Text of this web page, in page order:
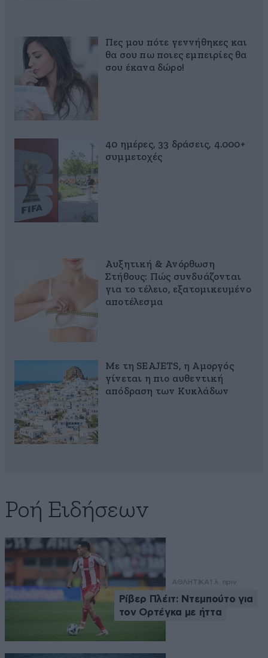
Πες μου πότε γεννήθηκες και
θα σου πω ποιες εμπειρίες θα
σου έκανα δώρο!
40 ημέρες, 33 δράσεις, 4.000+
συμμετοχές
Αυξητική & Ανόρθωση
Στήθους: Πώς συνδυάζονται
για το τέλειο, εξατομικευμένο
αποτέλεσμα
Με τη SEAJETS, η Αμοργός
γίνεται η πιο αυθεντική
απόδραση των Κυκλάδων
Ροή Ειδήσεων
ΑΘΛΗΤΙΚΑ 1 λ. πριν
Ρίβερ Πλέιτ: Ντεμπούτο για
τον Ορτέγκα με ήττα